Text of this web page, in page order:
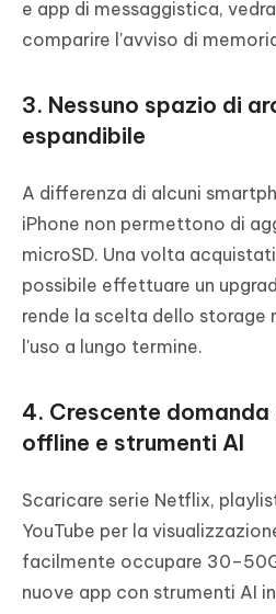
e app di messaggistica,
comparire l'avviso di
3. Nessuno spazio di
espandibile
A differenza di alcuni
iPhone non permettono di
microSD. Una volta
possibile effettuare un
rende la scelta dello
l'uso a lungo termine.
4. Crescente
offline e strumenti AI
Scaricare serie Netflix,
YouTube per la
facilmente occupare
nuove app con strumenti AI